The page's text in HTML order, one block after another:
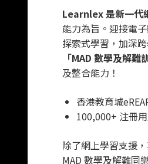
Learnlex 是新一代
能力為旨。迎接電
探索式學習，加深
「MAD 數學及解難
及整合能力！
香港教育城
100,000+ 注冊
除了網上學習支援
MAD 數學及解難同
聯繫你，為你介紹最合適的教育方